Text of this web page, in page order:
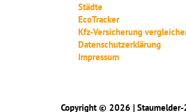
Städte
EcoTracker
Kfz-Versicherung
Datenschutzerklärung
Impressum
Copyright © 2026 | Staumelder-